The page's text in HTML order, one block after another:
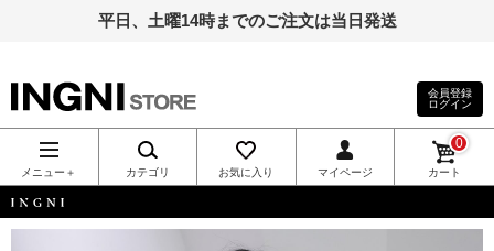
平日、土曜14時までのご注文は当日発送
INGNI（イン
グ）公式通
販｜INGNI
会員登録
ログイン
メニュー＋ カテゴリ お気に入り マイページ カート
0
INGNI